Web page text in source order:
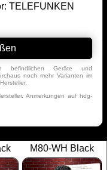
TELEFUNKEN
befindlichen Geräte und
noch mehr Varianten im
Anmerkungen auf hdg-
M80-WH Black